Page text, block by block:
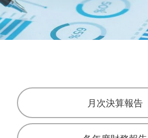
月次決算報告